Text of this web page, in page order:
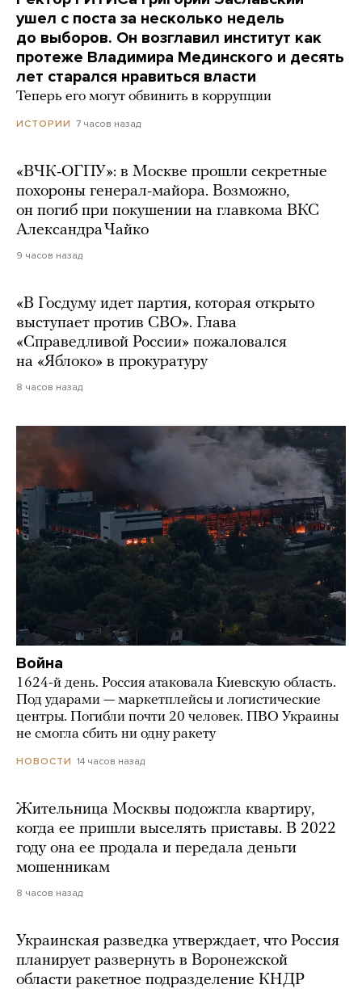
ушел с поста за несколько недель
до выборов. Он возглавил институт как
протеже Владимира Мединского и десять
лет старался нравиться власти
Теперь его могут обвинить в коррупции
ИСТОРИИ 7 часов назад
«ВЧК-ОГПУ»: в Москве прошли секретные
похороны генерал-майора. Возможно,
он погиб при покушении на главкома ВКС
Александра Чайко
9 часов назад
«В Госдуму идет партия, которая открыто
выступает против СВО». Глава
«Справедливой России» пожаловался
на «Яблоко» в прокуратуру
8 часов назад
Война
1624-й день. Россия атаковала Киевскую область.
Под ударами — маркетплейсы и логистические
центры. Погибли почти 20 человек. ПВО Украины
не смогла сбить ни одну ракету
НОВОСТИ 14 часов назад
Жительница Москвы подожгла квартиру,
когда ее пришли выселять приставы. В 2022
году она ее продала и передала деньги
мошенникам
8 часов назад
Украинская разведка утверждает, что Россия
планирует развернуть в Воронежской
области ракетное подразделение КНДР